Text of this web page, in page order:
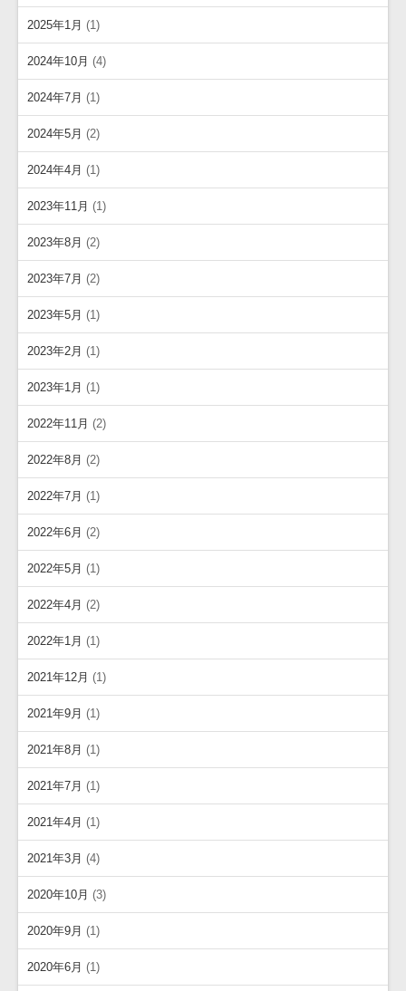
2025年1月 (1)
2024年10月 (4)
2024年7月 (1)
2024年5月 (2)
2024年4月 (1)
2023年11月 (1)
2023年8月 (2)
2023年7月 (2)
2023年5月 (1)
2023年2月 (1)
2023年1月 (1)
2022年11月 (2)
2022年8月 (2)
2022年7月 (1)
2022年6月 (2)
2022年5月 (1)
2022年4月 (2)
2022年1月 (1)
2021年12月 (1)
2021年9月 (1)
2021年8月 (1)
2021年7月 (1)
2021年4月 (1)
2021年3月 (4)
2020年10月 (3)
2020年9月 (1)
2020年6月 (1)